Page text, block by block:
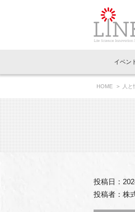
イベントお
イベン
イベント一覧
LINK-J主催
LINK-J協賛
Out of Box相
インタビュ
スペシャル
連載コラム
ニュース一覧
トピック
メディア情報
協賛・協力
理事長挨拶
国内外連携
組織概要
特別会員一覧
専用メニュ
ラウンジ・
アクセス
HOME 人
投稿日：
投稿者：株